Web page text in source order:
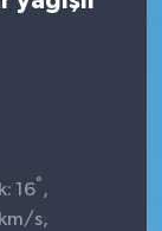
16° ,
s,